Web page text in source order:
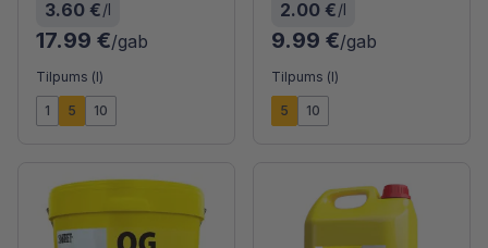
3.60 €/l
17.99 €/gab
Tilpums (l)
1 5 10
2.00 €/l
9.99 €/gab
Tilpums (l)
5 10